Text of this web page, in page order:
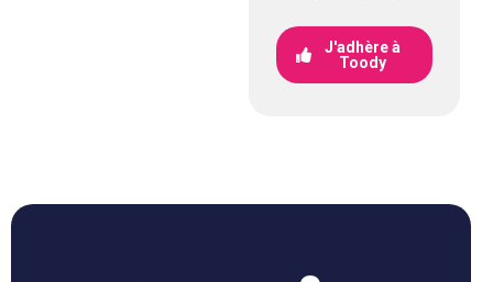
J'adhère à
Toody